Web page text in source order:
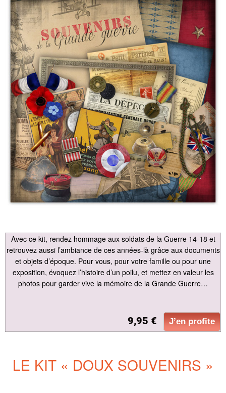
Avec ce kit, rendez hommage aux soldats de la Guerre 14-18 et
retrouvez aussi l’ambiance de ces années-là grâce aux documents
et objets d’époque. Pour vous, pour votre famille ou pour une
exposition, évoquez l’histoire d’un poilu, et mettez en valeur les
photos pour garder vive la mémoire de la Grande Guerre…
9,95 € J’en profite
LE KIT « DOUX SOUVENIRS »